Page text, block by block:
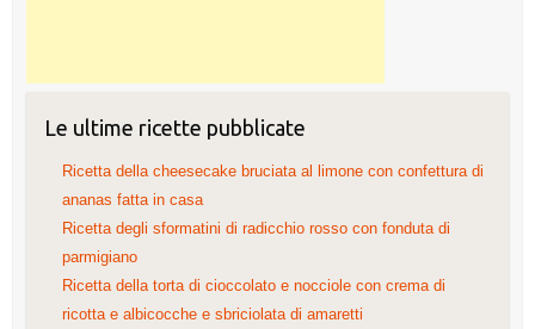
Le ultime ricette pubblicate
Ricetta della cheesecake bruciata al limone con confettura di
ananas fatta in casa
Ricetta degli sformatini di radicchio rosso con fonduta di
parmigiano
Ricetta della torta di cioccolato e nocciole con crema di
ricotta e albicocche e sbriciolata di amaretti